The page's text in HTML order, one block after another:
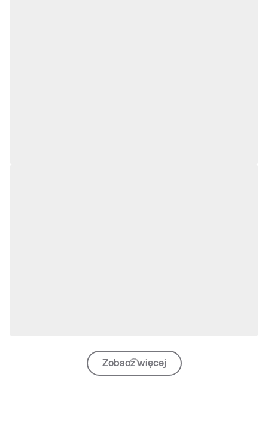
Zobacz więcej